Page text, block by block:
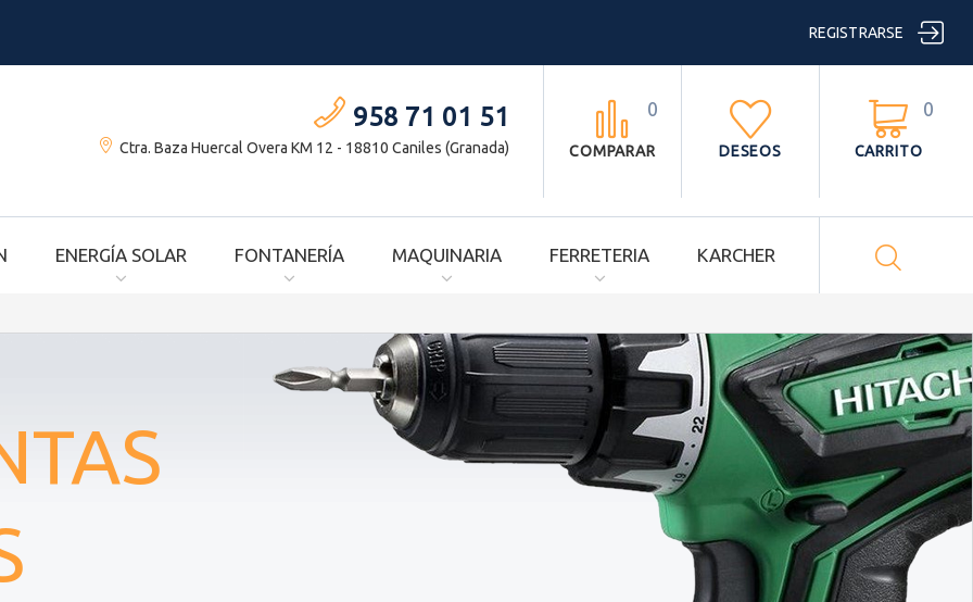
REGISTRARSE 

CARRITO
0

DESEOS

COMPARAR
0
958 71 01 51
Ctra. Baza Huercal Overa KM 12 - 18810 Caniles (Granada)
ENERGÍA SOLAR FONTANERÍA MAQUINARIA FERRETERIA KARCHER 